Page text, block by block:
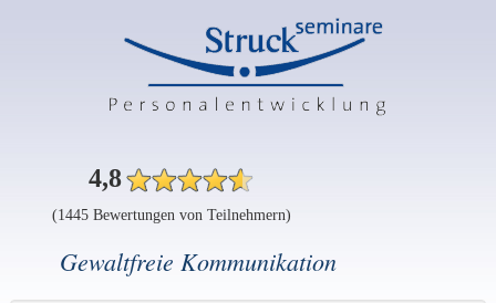
4,8
(1445 Bewertungen von Teilnehmern)
Gewaltfreie Kommunikation